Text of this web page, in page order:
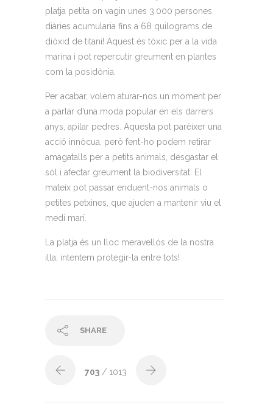
platja petita on vagin unes 3.000 persones
diàries acumularia fins a 68 quilograms de
diòxid de titani! Aquest és tòxic per a la vida
marina i pot repercutir greument en plantes
com la posidònia.
Per acabar, volem aturar-nos un moment per
a parlar d’una moda popular en els darrers
anys, apilar pedres. Aquesta pot parèixer una
acció innòcua, però fent-ho podem retirar
amagatalls per a petits animals, desgastar el
sòl i afectar greument la biodiversitat. El
mateix pot passar enduent-nos animals o
petites petxines, que ajuden a mantenir viu el
medi marí.
La platja és un lloc meravellós de la nostra
illa; intentem protegir-la entre tots!
SHARE
703 / 1013